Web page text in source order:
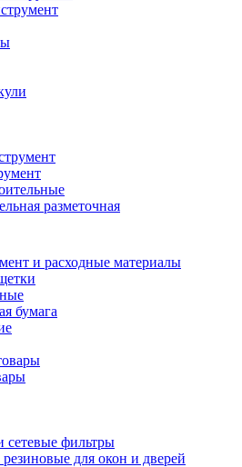
разметочная
и расходные материалы
бумага
сетевые фильтры
для окон и дверей